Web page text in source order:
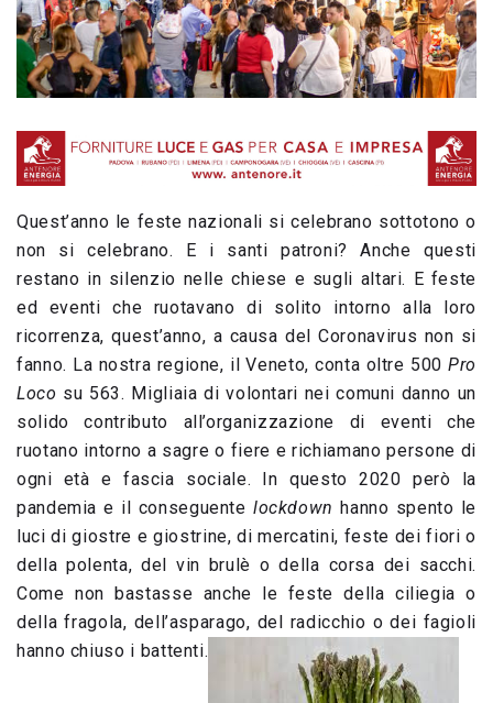
Quest’anno le feste nazionali si celebrano sottotono o
non si celebrano. E i santi patroni? Anche questi
restano in silenzio nelle chiese e sugli altari. E feste
ed eventi che ruotavano di solito intorno alla loro
ricorrenza, quest’anno, a causa del Coronavirus non si
fanno. La nostra regione, il Veneto, conta oltre 500Pro
Loco su 563. Migliaia di volontari nei comuni danno un
solido contributo all’organizzazione di eventi che
ruotano intorno a sagre o fiere e richiamano persone di
ogni età e fascia sociale. In questo 2020 però la
pandemia e il conseguente lockdown hanno spento le
luci di giostre e giostrine, di mercatini, feste dei fiori o
della polenta, del vin brulè o della corsa dei sacchi.
Come non bastasse anche le feste della ciliegia o
della fragola, dell’asparago, del radicchio o dei fagioli
hanno chiuso i battenti.